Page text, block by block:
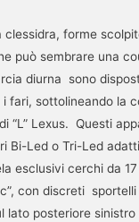
forme
può sembrare una
diurna sono
fari, sottolineando la
“L” Lexus. Questi
Bi-Led o Tri-Led
esclusivi cerchi da 17
con discreti
lato posteriore